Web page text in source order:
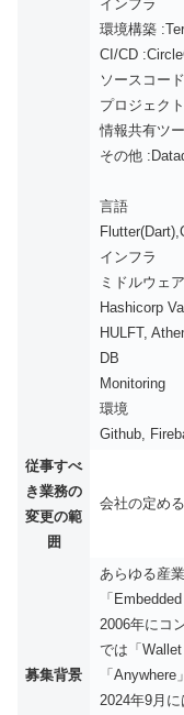
インフ
環境構築
CI/CD
ソースコー
プロジェク
情報共有ツ
その他
言語
インフラ
ミドルウェ
Hashicorp
HULFT,
DB
Monitoring
環境
Github,
従事すべ
き業務の
変更の範
囲
会社の定め
募集背景
あらゆる産
「
2006年にコ
では「Wallet
「
2024年9月